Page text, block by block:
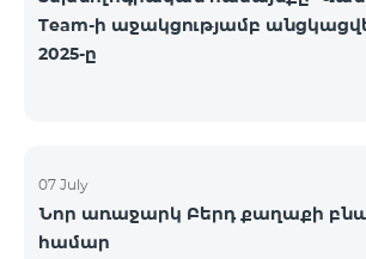
Team-ի աջակցությամբ
2025-ը
07 July
Նոր առաջարկ Բերդ քաղաքի
համար